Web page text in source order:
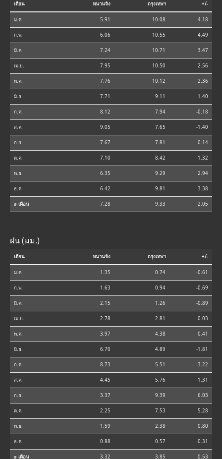
เดือน หนานจิง กรุงเทพฯ +/-
ม.ค. 5.91 10.08 4.18
ก.พ. 6.06 10.55 4.49
มี.ค. 7.24 10.71 3.47
เม.ย. 7.95 10.50 2.56
พ.ค. 7.76 10.12 2.36
มิ.ย. 7.71 9.11 1.40
ก.ค. 8.12 7.94 -0.18
ส.ค. 9.05 7.65 -1.40
ก.ย. 7.67 7.81 0.14
ต.ค. 7.10 8.42 1.32
พ.ย. 6.35 9.29 2.94
ธ.ค. 6.42 9.81 3.38
⌀ เดือน 7.28 9.33 2.05
ฝน (มม.)
เดือน หนานจิง กรุงเทพฯ +/-
ม.ค. 1.35 0.74 -0.61
ก.พ. 1.63 0.94 -0.69
มี.ค. 2.15 1.26 -0.89
เม.ย. 2.78 2.81 0.03
พ.ค. 3.97 4.38 0.41
มิ.ย. 6.70 4.89 -1.81
ก.ค. 8.73 5.51 -3.22
ส.ค. 4.45 5.76 1.31
ก.ย. 3.37 9.39 6.03
ต.ค. 2.25 7.53 5.28
พ.ย. 1.59 2.38 0.80
ธ.ค. 0.88 0.57 -0.31
⌀ เดือน 3.32 3.85 0.53